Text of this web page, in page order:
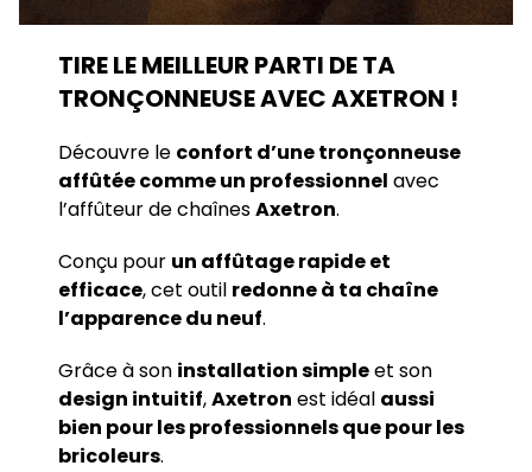
TIRE LE MEILLEUR PARTI DE TA
TRONÇONNEUSE AVEC AXETRON !
Découvre le confort d’une tronçonneuse
affûtée comme un professionnel avec
l’affûteur de chaînesAxetron.
Conçu pour un affûtage rapide et
efficace, cet outil redonne à ta chaîne
l’apparence du neuf.
Grâce à son installation simpleet son
design intuitif,Axetron est idéal aussi
bien pour les professionnels que pour les
bricoleurs.